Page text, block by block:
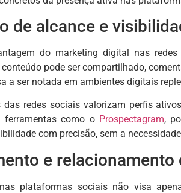
de alcance e
do marketing digital nas
pode ser compartilhado,
a ser notada em ambientes digitais
das redes sociais valorizam perfis
ferramentas como o Prospectagram,
com precisão, sem a
e
plataformas sociais não visa